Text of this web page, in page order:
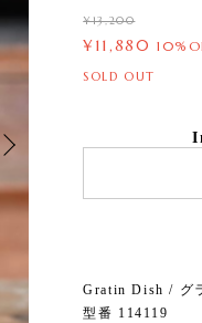
¥13,200
¥11,880
SOLD OUT
Gratin Dish / グ
型番 114119